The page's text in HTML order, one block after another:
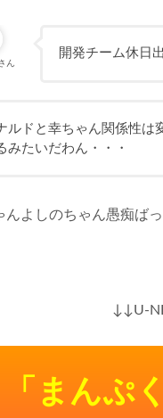
ん
開発チーム休日
ルドと幸ちゃん関係性は
みたいだわん・・・
んよしのちゃん愚痴ば
↓↓U-
「まんぷ